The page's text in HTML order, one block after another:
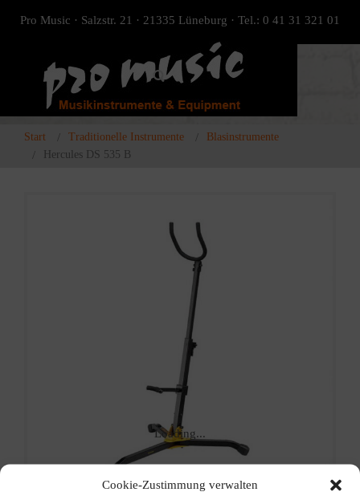
Cookie-Zustimmung verwalten
Pro Music · Salzstr. 21 · 21335 Lüneburg · Tel.: 0 41 31 321 01
Start Traditionelle Instrumente
Blasinstrumente
Hercules DS 535 B
Loading...